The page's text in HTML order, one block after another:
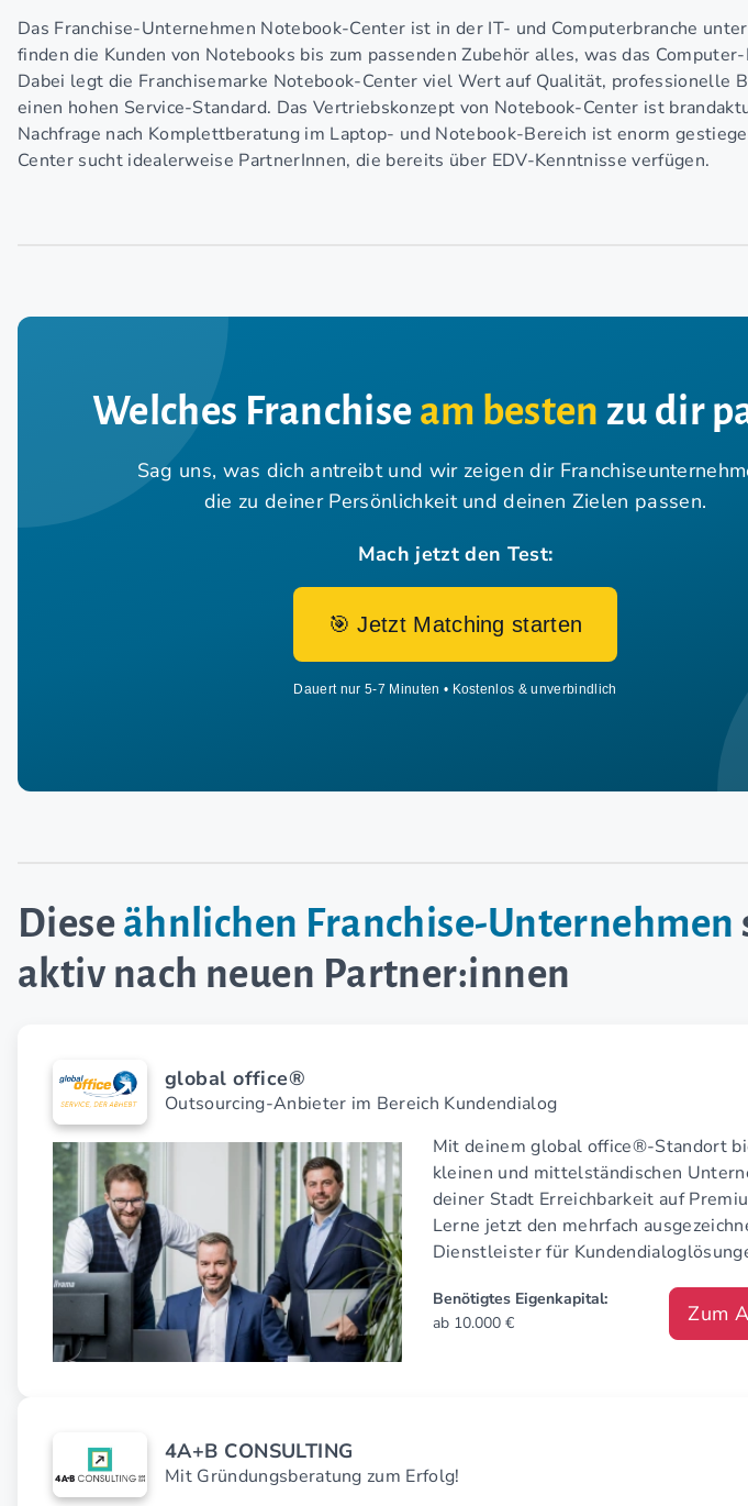
Das Franchise-Unternehmen Notebook-Center ist in der IT- und Computerbranche
finden die Kunden von Notebooks bis zum passenden Zubehör alles, was das
Dabei legt die Franchisemarke Notebook-Center viel Wert auf Qualität, professionelle
einen hohen Service-Standard. Das Vertriebskonzept von Notebook-Center ist
Nachfrage nach Komplettberatung im Laptop- und Notebook-Bereich ist enorm
Center sucht idealerweise PartnerInnen, die bereits über EDV-Kenntnisse verfügen.
Welches Franchise am besten zu dir
Sag uns, was dich antreibt und wir zeigen dir
die zu deiner Persönlichkeit und deinen Zielen passen.
Mach jetzt den Test:
🎯 Jetzt Matching starten
Dauert nur 5-7 Minuten • Kostenlos & unverbindlich
Diese ähnlichen Franchise-Unternehmen
aktiv nach neuen Partner:innen
global office®
Outsourcing-Anbieter im Bereich Kundendialog
Mit deinem global office®-Standort
kleinen und mittelständischen
deiner Stadt Erreichbarkeit auf
Lerne jetzt den mehrfach
Dienstleister für
Benötigtes Eigenkapital:
ab 10.000 €
Zum
4A+B CONSULTING
Mit Gründungsberatung zum Erfolg!